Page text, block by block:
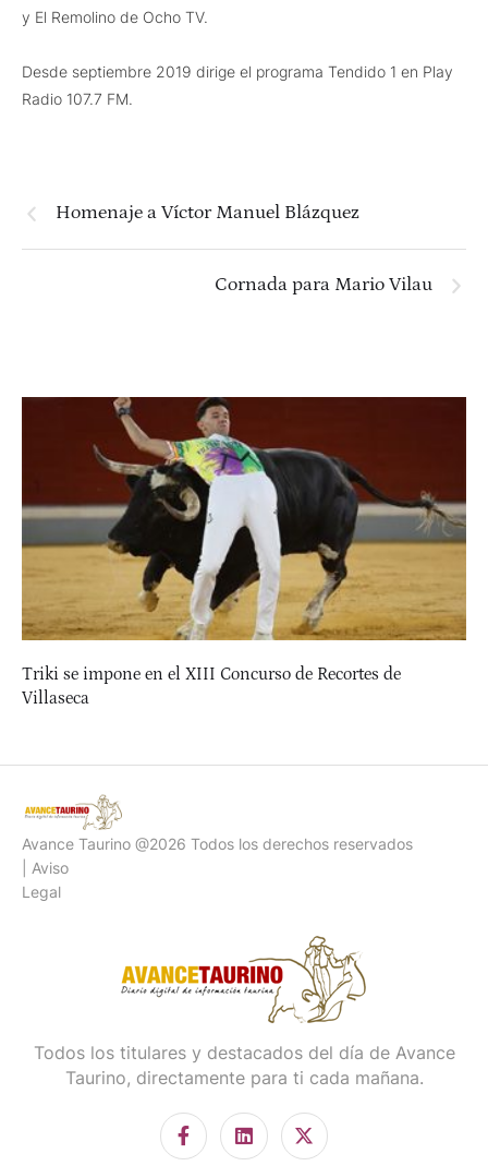
y El Remolino de Ocho TV.
Desde septiembre 2019 dirige el programa Tendido 1 en Play
Radio 107.7 FM.
Homenaje a Víctor Manuel Blázquez
Cornada para Mario Vilau
Triki se impone en el XIII Concurso de Recortes de
Villaseca
Avance Taurino @2026 Todos los derechos reservados
| Aviso
Legal
Todos los titulares y destacados del día de Avance
Taurino, directamente para ti cada mañana.